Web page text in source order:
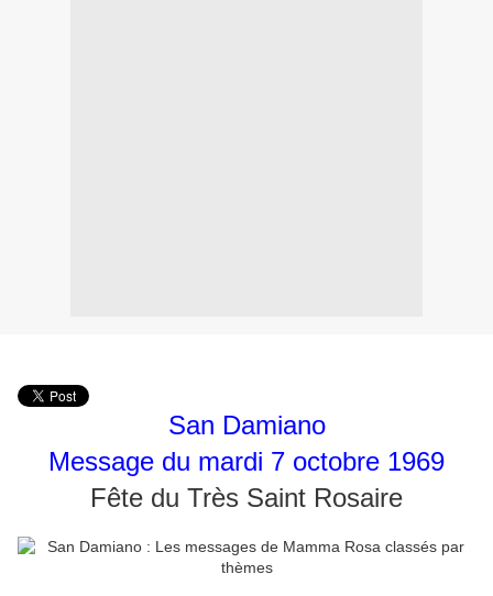
San Damiano
Message du mardi 7 octobre 1969
Fête du Très Saint Rosaire